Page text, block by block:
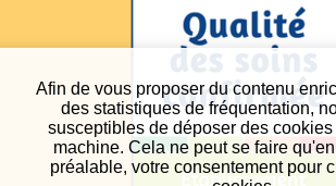
Afin de vous proposer du contenu
des statistiques de fréquentation,
susceptibles de déposer des cookies
machine. Cela ne peut se faire
préalable, votre consentement pour